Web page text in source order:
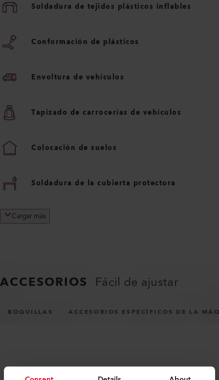
Soldadura de tejidos plásticos inflables
Conformación de plásticos
Envoltura de vehículos
Tapizado de carrocerías de vehículos
Colocación de suelos
Soldadura de la cubierta protectora
Cargar más
ACCESORIOS Fácil de ajustar
BOQUILLAS ACCESORIOS ESPECÍFICOS DE LA